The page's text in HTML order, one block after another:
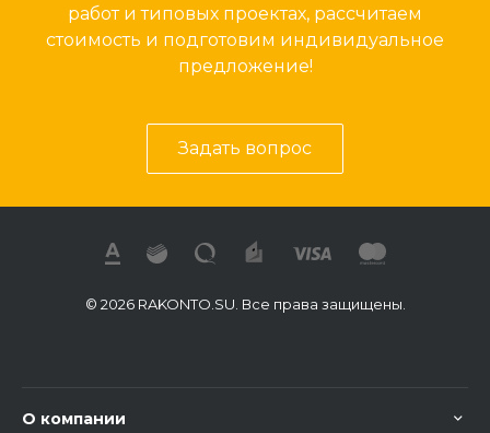
работ и типовых проектах, рассчитаем
стоимость и подготовим индивидуальное
предложение!
Задать вопрос
© 2026 RAKONTO.SU. Все права защищены.
О компании